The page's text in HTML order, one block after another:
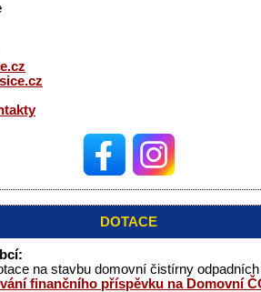
DOTACE
na stavbu domovní čistírny
finančního příspěvku na Domovní